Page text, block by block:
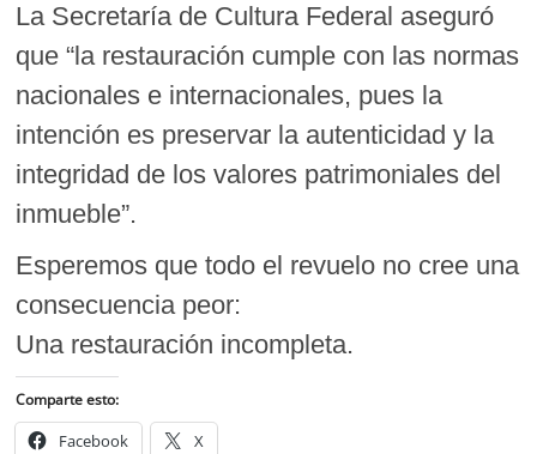
La Secretaría de Cultura Federal aseguró
que “la restauración cumple con las normas
nacionales e internacionales, pues la
intención es preservar la autenticidad y la
integridad de los valores patrimoniales del
inmueble”.
Esperemos que todo el revuelo no cree una
consecuencia peor:
Una restauración incompleta.
Comparte esto:
Facebook X